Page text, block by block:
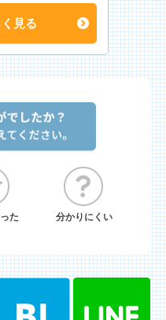
見る
た 分かりにくい